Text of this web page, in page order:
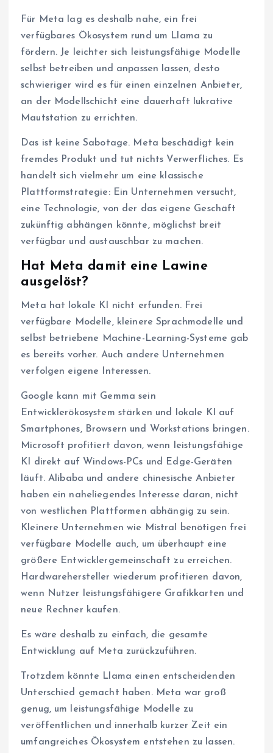
Für Meta lag es deshalb nahe, ein frei
verfügbares Ökosystem rund um Llama zu
fördern. Je leichter sich leistungsfähige Modelle
selbst betreiben und anpassen lassen, desto
schwieriger wird es für einen einzelnen Anbieter,
an der Modellschicht eine dauerhaft lukrative
Mautstation zu errichten.
Das ist keine Sabotage. Meta beschädigt kein
fremdes Produkt und tut nichts Verwerfliches. Es
handelt sich vielmehr um eine klassische
Plattformstrategie: Ein Unternehmen versucht,
eine Technologie, von der das eigene Geschäft
zukünftig abhängen könnte, möglichst breit
verfügbar und austauschbar zu machen.
Hat Meta damit eine Lawine
ausgelöst?
Meta hat lokale KI nicht erfunden. Frei
verfügbare Modelle, kleinere Sprachmodelle und
selbst betriebene Machine-Learning-Systeme gab
es bereits vorher. Auch andere Unternehmen
verfolgen eigene Interessen.
Google kann mit Gemma sein
Entwicklerökosystem stärken und lokale KI auf
Smartphones, Browsern und Workstations bringen.
Microsoft profitiert davon, wenn leistungsfähige
KI direkt auf Windows-PCs und Edge-Geräten
läuft. Alibaba und andere chinesische Anbieter
haben ein naheliegendes Interesse daran, nicht
von westlichen Plattformen abhängig zu sein.
Kleinere Unternehmen wie Mistral benötigen frei
verfügbare Modelle auch, um überhaupt eine
größere Entwicklergemeinschaft zu erreichen.
Hardwarehersteller wiederum profitieren davon,
wenn Nutzer leistungsfähigere Grafikkarten und
neue Rechner kaufen.
Es wäre deshalb zu einfach, die gesamte
Entwicklung auf Meta zurückzuführen.
Trotzdem könnte Llama einen entscheidenden
Unterschied gemacht haben. Meta war groß
genug, um leistungsfähige Modelle zu
veröffentlichen und innerhalb kurzer Zeit ein
umfangreiches Ökosystem entstehen zu lassen.